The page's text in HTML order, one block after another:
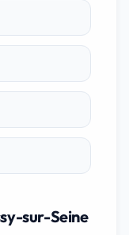
sur-Seine